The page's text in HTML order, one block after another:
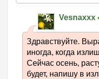
Vesnaxxx
Здравствуйте.
иногда, когда
Сейчас осень,
будет, напишу в